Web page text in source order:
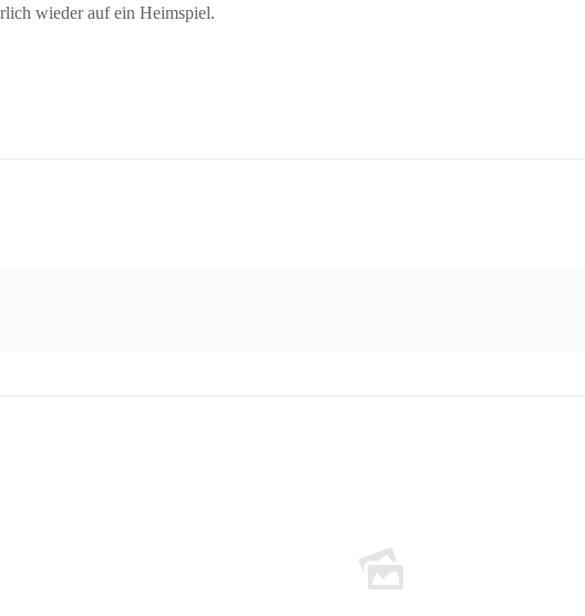
wieder auf ein Heimspiel.